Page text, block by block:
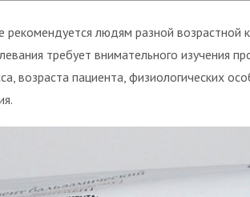
людям разной возрастной
требует внимательного изучения
возраста пациента, физиологических